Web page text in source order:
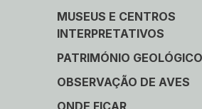
MUSEUS E CENTROS
INTERPRETATIVOS
PATRIMÓNIO
OBSERVAÇÃO DE AVES
ONDE FICAR